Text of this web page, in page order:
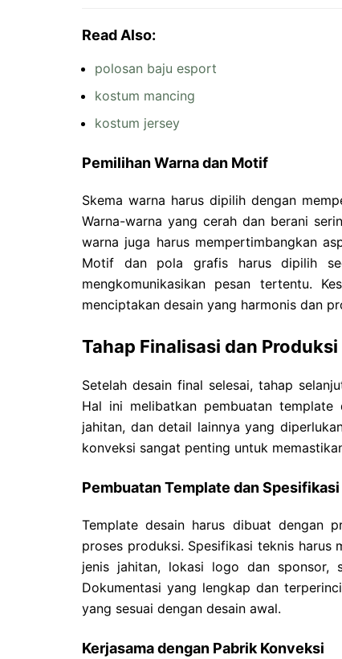
Read Also:
polosan baju esport
kostum mancing
kostum jersey
Pemilihan Warna dan Motif
Skema warna harus dipilih dengan
Warna-warna yang cerah dan berani
warna juga harus mempertimbangkan
Motif dan pola grafis harus dipilih
mengkomunikasikan pesan tertentu.
menciptakan desain yang harmonis dan
Tahap Finalisasi dan Produksi
Setelah desain final selesai, tahap
Hal ini melibatkan pembuatan
jahitan, dan detail lainnya yang
konveksi sangat penting untuk
Pembuatan Template dan
Template desain harus dibuat dengan
proses produksi. Spesifikasi teknis harus
jenis jahitan, lokasi logo dan sponsor,
Dokumentasi yang lengkap dan
yang sesuai dengan desain awal.
Kerjasama dengan Pabrik Konveksi